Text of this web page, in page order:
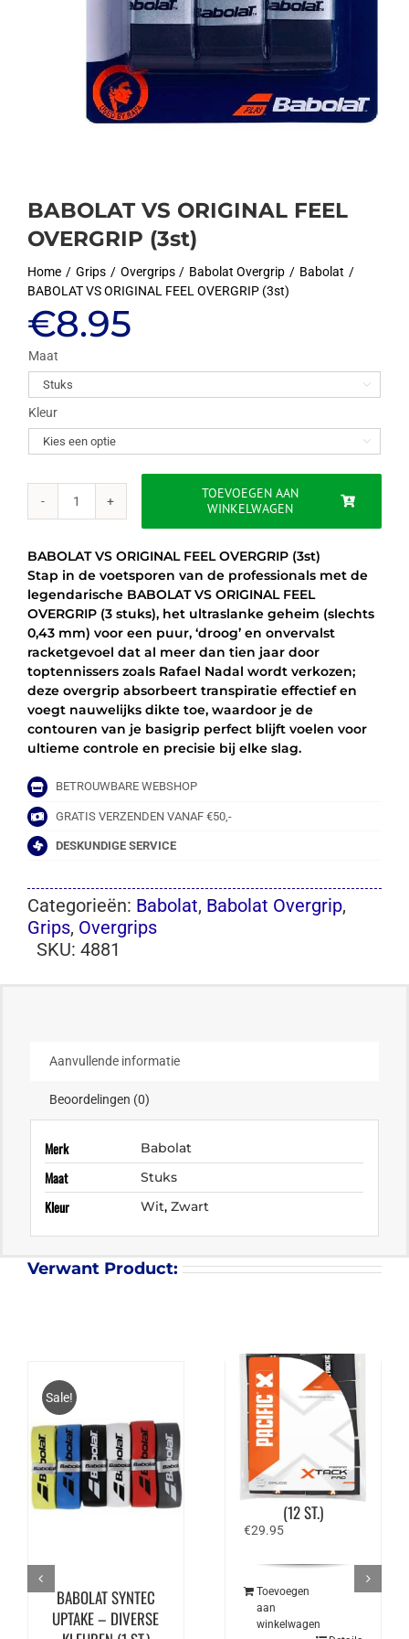
BABOLAT VS ORIGINAL FEEL
OVERGRIP (3st)
Home Grips Overgrips Babolat Overgrip
Babolat
BABOLAT VS ORIGINAL FEEL OVERGRIP (3st)
€8.95
Maat

Kleur

BABOLAT
FEEL
OVERGRIP
aantal
TOEVOEGEN AAN
WINKELWAGEN
BABOLAT VS ORIGINAL FEEL OVERGRIP (3st)
Stap in de voetsporen van de professionals met de
legendarische BABOLAT VS ORIGINAL FEEL
OVERGRIP (3 stuks), het ultraslanke geheim (slechts
0,43 mm) voor een puur, ‘droog’ en onvervalst
racketgevoel dat al meer dan tien jaar door
toptennissers zoals Rafael Nadal wordt verkozen;
deze overgrip absorbeert transpiratie effectief en
voegt nauwelijks dikte toe, waardoor je de
contouren van je basigrip perfect blijft voelen voor
ultieme controle en precisie bij elke slag.
BETROUWBARE WEBSHOP
GRATIS VERZENDEN VANAF €50,-
DESKUNDIGE SERVICE
Categorieën: Babolat, Babolat Overgrip,
Grips, Overgrips
SKU: 4881
Aanvullende informatie
Beoordelingen (0)
Merk Babolat
Maat Stuks
Kleur Wit,Zwart
Verwant Product:
Sale!
BABOLAT SYNTEC
UPTAKE – DIVERSE
PACIFIC PERFO X
TACK PRO – ZWART
(12 ST.)
€29.95
Toevoegen
aan
winkelwagen